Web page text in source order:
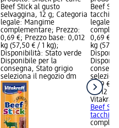
Beef Stick al gusto
selvaggina, 12 g; Categoria
legale: Mangime
complementare; Prezzo:
0,69 €; Prezzo base: 0,012
kg (57,50 € / 1 kg);
Disponibilità: Stato verde
Disponibile per la
consegna, Stato grigio
seleziona il negozio dm
Beef
legale:
0,69 €;
kg
0,69 €
0,012 kg
Vitakraft
Beef